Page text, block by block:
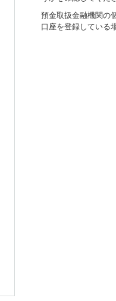
預金取扱金融機関の
口座を登録している